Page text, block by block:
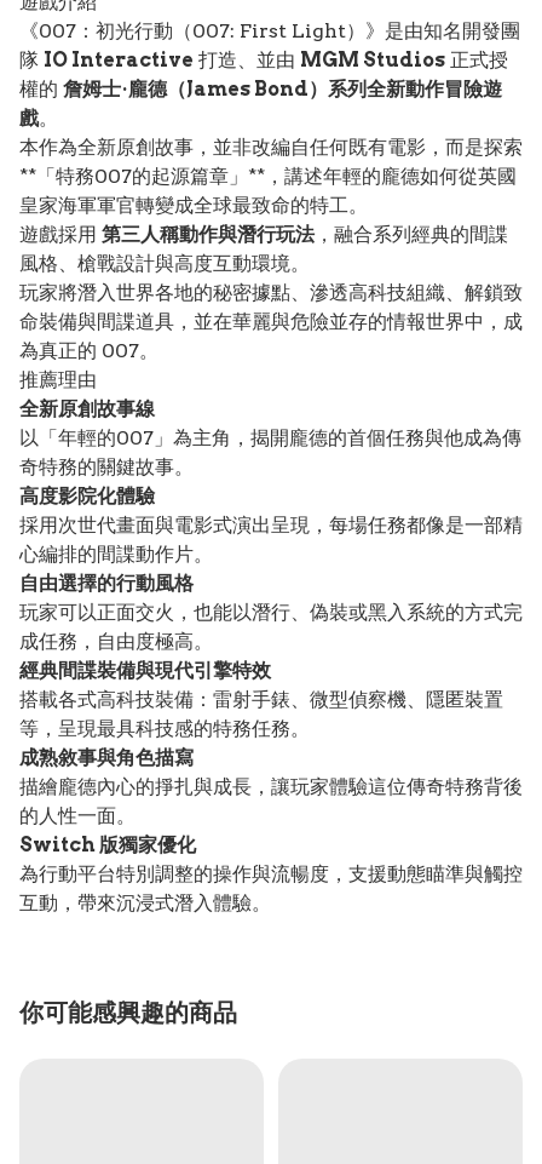
《007：初光行動（007: First Light）》是由知名開發團
隊 IO Interactive 打造、並由 MGM Studios 正式授
權的 詹姆士·龐德（James Bond）系列全新動作冒險遊
戲。
本作為全新原創故事，並非改編自任何既有電影，而是探索
**「特務007的起源篇章」**，講述年輕的龐德如何從英國
皇家海軍軍官轉變成全球最致命的特工。
遊戲採用 第三人稱動作與潛行玩法，融合系列經典的間諜
風格、槍戰設計與高度互動環境。
玩家將潛入世界各地的秘密據點、滲透高科技組織、解鎖致
命裝備與間諜道具，並在華麗與危險並存的情報世界中，成
為真正的 007。
推薦理由
全新原創故事線
以「年輕的007」為主角，揭開龐德的首個任務與他成為傳
奇特務的關鍵故事。
高度影院化體驗
採用次世代畫面與電影式演出呈現，每場任務都像是一部精
心編排的間諜動作片。
自由選擇的行動風格
玩家可以正面交火，也能以潛行、偽裝或黑入系統的方式完
成任務，自由度極高。
經典間諜裝備與現代引擎特效
搭載各式高科技裝備：雷射手錶、微型偵察機、隱匿裝置
等，呈現最具科技感的特務任務。
成熟敘事與角色描寫
描繪龐德內心的掙扎與成長，讓玩家體驗這位傳奇特務背後
的人性一面。
Switch 版獨家優化
為行動平台特別調整的操作與流暢度，支援動態瞄準與觸控
互動，帶來沉浸式潛入體驗。
你可能感興趣的商品